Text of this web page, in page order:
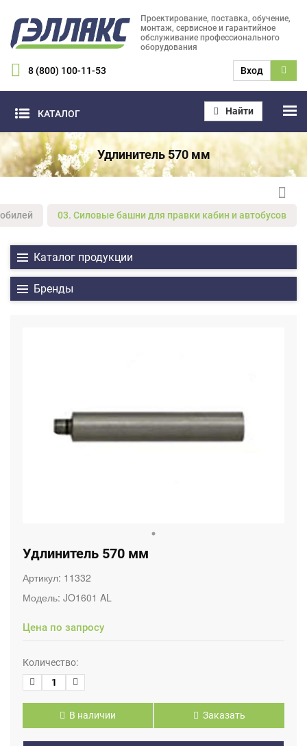
Проектирование, поставка, обучение,
монтаж, сервисное и гарантийное
обслуживание профессионального
оборудования
8 (800) 100-11-53 Вход
КАТАЛОГ Найти
Удлинитель 570 мм
03. Силовые башни для правки кабин и автобусов
Каталог продукции
Бренды
Удлинитель 570 мм
Артикул: 11332
Модель: JO1601 AL
Цена по запросу
Количество:
В наличии Заказать